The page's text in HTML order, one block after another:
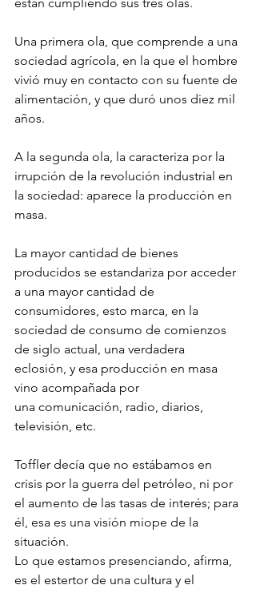
Una primera ola, que comprende a una
sociedad agrícola, en la que el hombre
vivió muy en contacto con su fuente de
alimentación, y que duró unos diez mil
años.
A la segunda ola, la caracteriza por la
irrupción de la revolución industrial en
la sociedad: aparece la producción en
masa.
La mayor cantidad de bienes
producidos se estandariza por acceder
a una mayor cantidad de
consumidores, esto marca, en la
sociedad de consumo de comienzos
de siglo actual, una verdadera
eclosión, y esa producción en masa
vino acompañada por
una comunicación, radio, diarios,
televisión, etc.
Toffler decía que no estábamos en
crisis por la guerra del petróleo, ni por
el aumento de las tasas de interés; para
él, esa es una visión miope de la
situación.
Lo que estamos presenciando, afirma,
es el estertor de una cultura y el